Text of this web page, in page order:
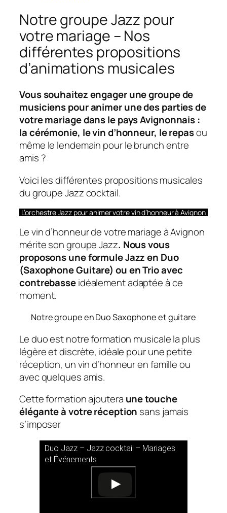
Notre groupe Jazz pour
votre mariage – Nos
différentes propositions
d’animations musicales
Vous souhaitez engager une groupe de
musiciens pour animer une des parties de
votre mariage dans le pays Avignonnais :
la cérémonie, le vin d’honneur, le repasou
même le lendemain pour le brunch entre
amis ?
Voici les différentes propositions musicales
du groupe Jazz cocktail.
L’orchestre Jazz pour animer votre vin d’honneur à Avignon
Le vin d’honneur de votre mariage à Avignon
mérite son groupe Jazz. Nous vous
proposons une formule Jazz en Duo
(Saxophone Guitare) ou en Trio avec
contrebasseidéalement adaptée à ce
moment.
Notre groupe en Duo Saxophone et guitare
Le duo est notre formation musicale la plus
légère et discrète, idéale pour une petite
réception, un vin d’honneur en famille ou
avec quelques amis.
Cette formation ajoutera une touche
élégante à votre réception sans jamais
s’imposer
Duo Jazz – Jazz cocktail – Mariages
et Événements